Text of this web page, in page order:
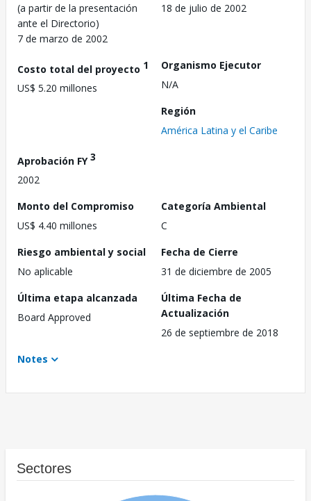
(a partir de la presentación
ante el Directorio)
7 de marzo de 2002
18 de julio de 2002
Costo total del proyecto 1
US$ 5.20 millones
Organismo Ejecutor
N/A
Región
América Latina y el Caribe
Aprobación FY3
2002
Monto del Compromiso
US$ 4.40 millones
Categoría Ambiental
C
Riesgo ambiental y social
No aplicable
Fecha de Cierre
31 de diciembre de 2005
Última etapa alcanzada
Board Approved
Última Fecha de
Actualización
26 de septiembre de 2018
Notes
Sectores